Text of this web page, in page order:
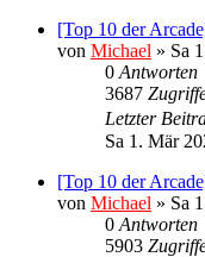
[Top 10 der
von Michael » Sa
0 Antworten
3687
Letzter
Sa 1. Mär
[Top 10 der
von Michael » Sa
0 Antworten
5903